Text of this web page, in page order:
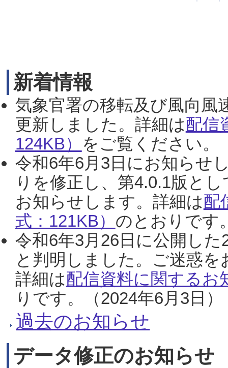
新着情報
気象官署の移転及び風向風
更新しました。詳細は配信
124KB） をご覧ください。
令和6年6月3日にお知らせ
りを修正し、第4.0.1版と
お知らせします。詳細は配
式：121KB） のとおりです
令和6年3月26日に公開し
と判明しました。ご迷惑
詳細は配信資料に関するお
りです。（2024年6月3日）
過去のお知らせ
データ修正のお知らせ